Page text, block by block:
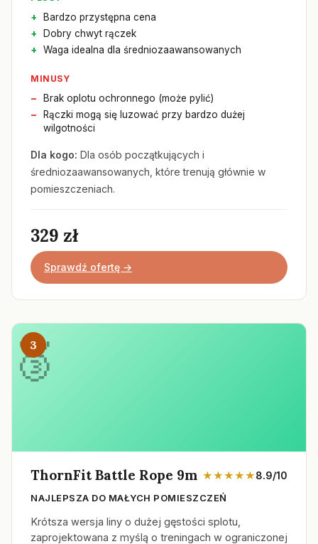
Bardzo przystępna cena
Dobry chwyt rączek
Waga idealna dla średniozaawansowanych
MINUSY
Brak oplotu ochronnego (może pylić)
Rączki mogą się luzować przy bardzo dużej
wilgotności
Dla kogo: Dla osób początkujących i
średniozaawansowanych, które trenują głównie w
pomieszczeniach.
329 zł
Sprawdź ofertę →
3
ThornFit Battle Rope 9m ★★★★★8.9/10
NAJLEPSZA DO MAŁYCH POMIESZCZEŃ
Krótsza wersja liny o dużej gęstości splotu,
zaprojektowana z myślą o treningach w ograniczonej